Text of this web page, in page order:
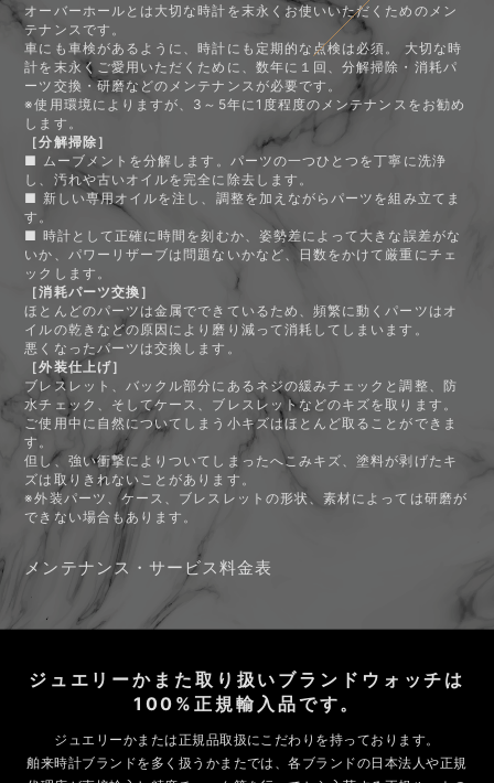
オーバーホールとは大切な時計を末永くお使いいただくためのメン
テナンスです。
車にも車検があるように、時計にも定期的な点検は必須。 大切な時
計を末永くご愛用いただくために、数年に１回、分解掃除・消耗パ
ーツ交換・研磨などのメンテナンスが必要です。
※使用環境によりますが、3～5年に1度程度のメンテナンスをお勧め
します。
［分解掃除］
■ ムーブメントを分解します。パーツの一つひとつを丁寧に洗浄
し、汚れや古いオイルを完全に除去します。
■ 新しい専用オイルを注し、調整を加えながらパーツを組み立てま
す。
■ 時計として正確に時間を刻むか、姿勢差によって大きな誤差がな
いか、パワーリザーブは問題ないかなど、日数をかけて厳重にチェ
ックします。
［消耗パーツ交換］
ほとんどのパーツは金属でできているため、頻繁に動くパーツはオ
イルの乾きなどの原因により磨り減って消耗してしまいます。
悪くなったパーツは交換します。
［外装仕上げ］
ブレスレット、バックル部分にあるネジの緩みチェックと調整、防
水チェック、そしてケース、ブレスレットなどのキズを取ります。
ご使用中に自然についてしまう小キズはほとんど取ることができま
す。
但し、強い衝撃によりついてしまったへこみキズ、塗料が剥げたキ
ズは取りきれないことがあります。
※外装パーツ、ケース、ブレスレットの形状、素材によっては研磨が
できない場合もあります。
メンテナンス・サービス料金表
ジュエリーかまた取り扱いブランドウォッチは
100%正規輸入品です。
ジュエリーかまたは正規品取扱にこだわりを持っております。
舶来時計ブランドを多く扱うかまたでは、各ブランドの日本法人や正規